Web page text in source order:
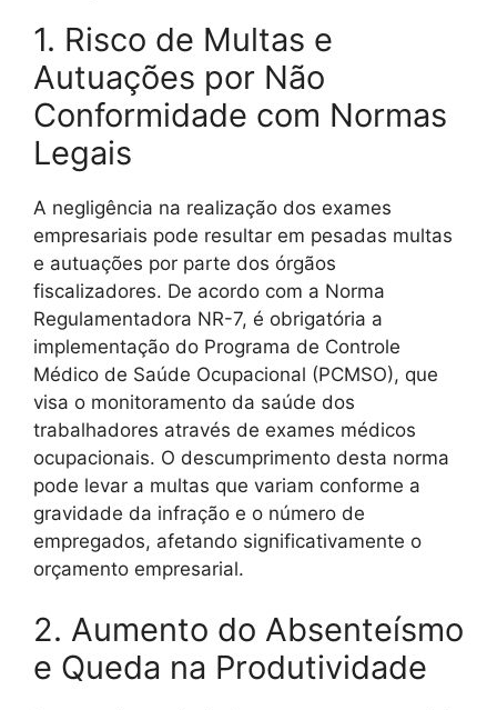
1. Risco de Multas e
Autuações por Não
Conformidade com Normas
Legais
A negligência na realização dos exames
empresariais pode resultar em pesadas multas
e autuações por parte dos órgãos
fiscalizadores. De acordo com a Norma
Regulamentadora NR-7, é obrigatória a
implementação do Programa de Controle
Médico de Saúde Ocupacional (PCMSO), que
visa o monitoramento da saúde dos
trabalhadores através de exames médicos
ocupacionais. O descumprimento desta norma
pode levar a multas que variam conforme a
gravidade da infração e o número de
empregados, afetando significativamente o
orçamento empresarial.
2. Aumento do Absenteísmo
e Queda na Produtividade